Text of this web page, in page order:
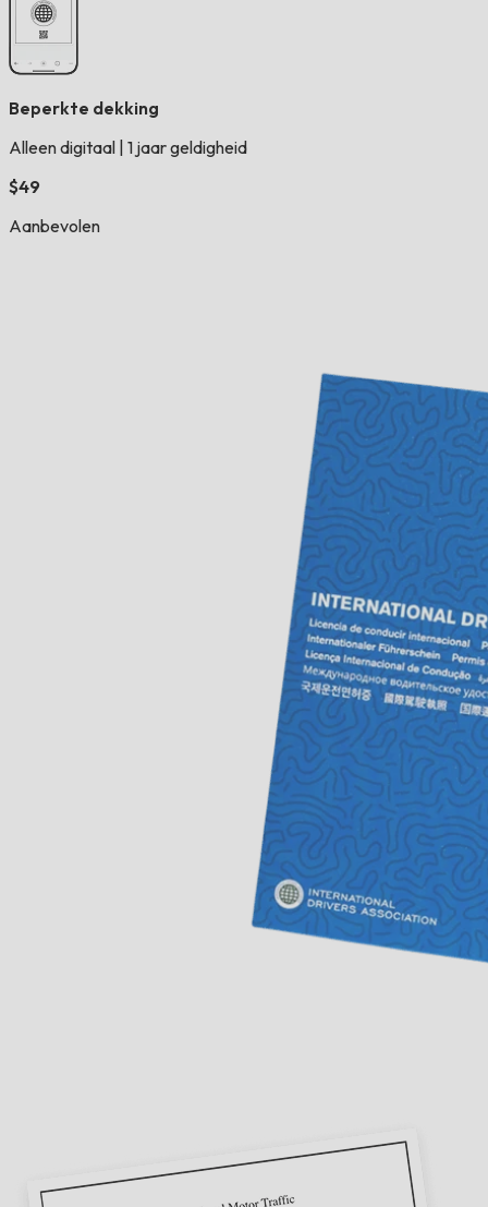
Beperkte dekking
Alleen digitaal 1 jaar geldigheid
$49
Aanbevolen